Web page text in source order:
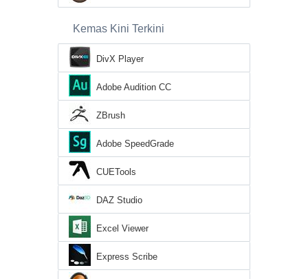
Kemas Kini Terkini
DivX Player
Adobe Audition CC
ZBrush
Adobe SpeedGrade
CUETools
DAZ Studio
Excel Viewer
Express Scribe